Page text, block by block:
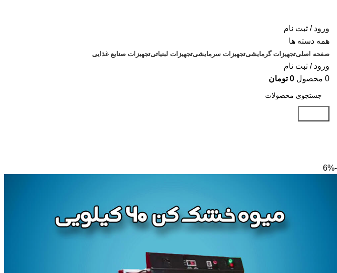
ورود / ثبت نام
همه دسته ها
صفحه اصلیتجهیزات گرمایشیتجهیزات سرمایشیتجهیزات لبنیاتیتجهیزات صنایع غذایی
ورود / ثبت نام
0 محصول 0 تومان
-6%